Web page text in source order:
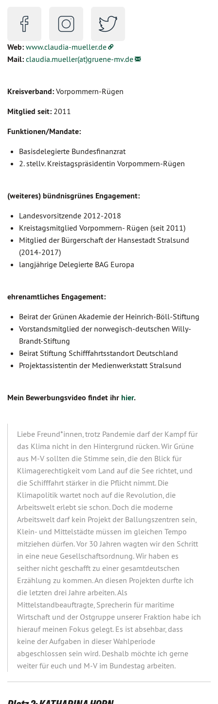
Web: www.claudia-mueller.de
Mail: claudia.mueller(at)gruene-mv.de
Kreisverband: Vorpommern-Rügen
Mitglied seit: 2011
Funktionen/Mandate:
Basisdelegierte Bundesfinanzrat
2. stellv. Kreistagspräsidentin Vorpommern-Rügen
(weiteres) bündnisgrünes Engagement:
Landesvorsitzende 2012-2018
Kreistagsmitglied Vorpommern- Rügen (seit 2011)
Mitglied der Bürgerschaft der Hansestadt Stralsund
(2014-2017)
langjährige Delegierte BAG Europa
ehrenamtliches Engagement:
Beirat der Grünen Akademie der Heinrich-Böll-Stiftung
Vorstandsmitglied der norwegisch-deutschen Willy-
Brandt-Stiftung
Beirat Stiftung Schifffahrtsstandort Deutschland
Projektassistentin der Medienwerkstatt Stralsund
Mein Bewerbungsvideo findet ihrhier.
Liebe Freund*innen, trotz Pandemie darf der Kampf für
das Klima nicht in den Hintergrund rücken. Wir Grüne
aus M-V sollten die Stimme sein, die den Blick für
Klimagerechtigkeit vom Land auf die See richtet, und
die Schifffahrt stärker in die Pflicht nimmt. Die
Klimapolitik wartet noch auf die Revolution, die
Arbeitswelt erlebt sie schon. Doch die moderne
Arbeitswelt darf kein Projekt der Ballungszentren sein,
Klein- und Mittelstädte müssen im gleichen Tempo
mitziehen dürfen. Vor 30 Jahren wagten wir den Schritt
in eine neue Gesellschaftsordnung. Wir haben es
seither nicht geschafft zu einer gesamtdeutschen
Erzählung zu kommen. An diesen Projekten durfte ich
die letzten drei Jahre arbeiten. Als
Mittelstandbeauftragte, Sprecherin für maritime
Wirtschaft und der Ostgruppe unserer Fraktion habe ich
hierauf meinen Fokus gelegt. Es ist absehbar, dass
keine der Aufgaben in dieser Wahlperiode
abgeschlossen sein wird. Deshalb möchte ich gerne
weiter für euch und M-V im Bundestag arbeiten.